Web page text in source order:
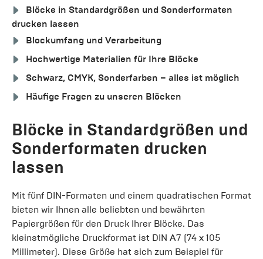
Blöcke in Standardgrößen und Sonderformaten
drucken lassen
Blockumfang und Verarbeitung
Hochwertige Materialien für Ihre Blöcke
Schwarz, CMYK, Sonderfarben – alles ist möglich
Häufige Fragen zu unseren Blöcken
Blöcke in Standardgrößen und
Sonderformaten drucken
lassen
Mit fünf DIN-Formaten und einem quadratischen Format
bieten wir Ihnen alle beliebten und bewährten
Papiergrößen für den Druck Ihrer Blöcke. Das
kleinstmögliche Druckformat ist DIN A7 (74 x 105
Millimeter). Diese Größe hat sich zum Beispiel für